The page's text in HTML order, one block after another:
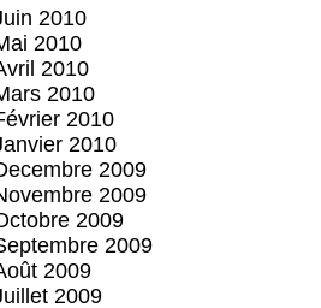
2010
2010
2010
2010
2010
2010
2009
2009
2009
2009
2009
2009